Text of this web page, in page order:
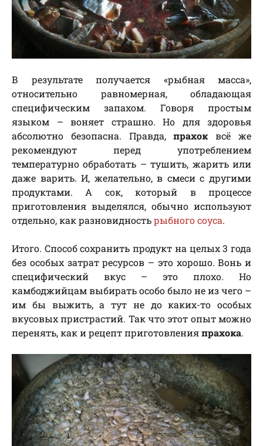
В результате получается «рыбная масса»,
относительно равномерная, обладающая
специфическим запахом. Говоря простым
языком – воняет страшно. Но для здоровья
абсолютно безопасна. Правда,прахок всё же
рекомендуют перед употреблением
температурно обработать – тушить, жарить или
даже варить. И, желательно, в смеси с другими
продуктами. А сок, который в процессе
приготовления выделялся, обычно используют
отдельно, как разновидностьрыбного соуса.
Итого. Способ сохранить продукт на целых 3 года
без особых затрат ресурсов – это хорошо. Вонь и
специфический вкус – это плохо. Но
камбоджийцам выбирать особо было не из чего –
им бы выжить, а тут не до каких-то особых
вкусовых пристрастий. Так что этот опыт можно
перенять, как и рецепт приготовленияпрахока.